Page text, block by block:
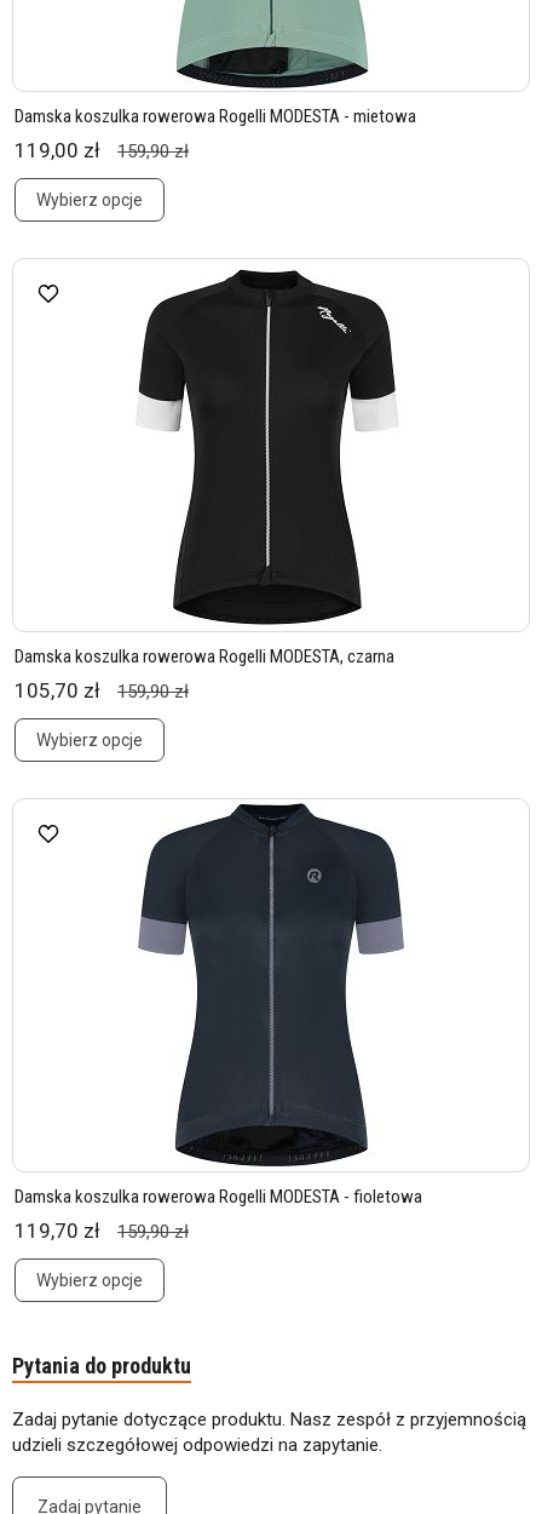
Damska koszulka rowerowa Rogelli MODESTA - mietowa
119,00 zł 159,90 zł
Wybierz opcje
Damska koszulka rowerowa Rogelli MODESTA, czarna
105,70 zł 159,90 zł
Wybierz opcje
Damska koszulka rowerowa Rogelli MODESTA - fioletowa
119,70 zł 159,90 zł
Wybierz opcje
Pytania do produktu
Zadaj pytanie dotyczące produktu. Nasz zespół z przyjemnością
udzieli szczegółowej odpowiedzi na zapytanie.
Zadaj pytanie